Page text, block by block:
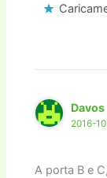
Davos
2016-
A porta B e